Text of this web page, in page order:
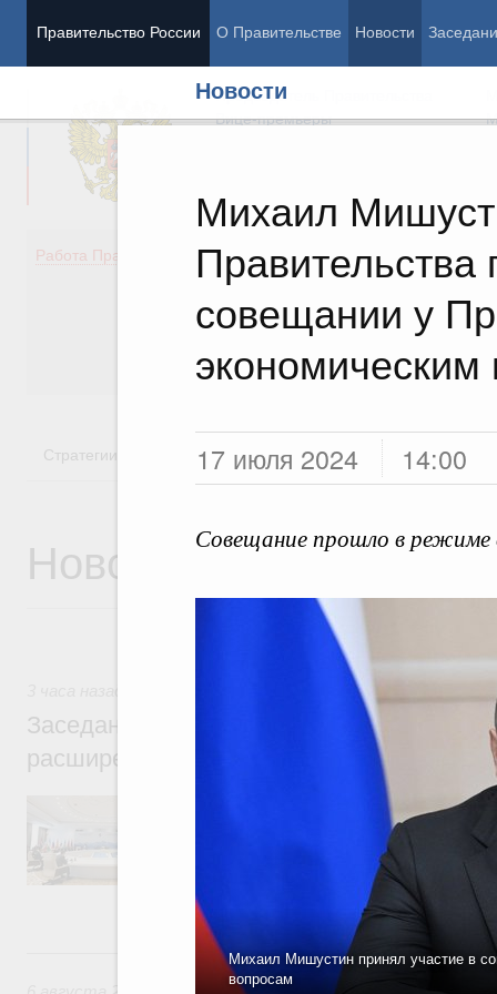
Правительство России О Правительстве Новости
Новости
Михаил
Правительства
совещании у
экономическим
17 июля 2024 14:00
Совещание прошло в режиме
Михаил Мишустин принял участие в
вопросам
Председатель Правительства
Вице-премьеры
Работа Правительства
Демография
Здоровье
Культура
Государство
Стратегии Государственные программы
Новости
Евразийский экономический союз.
Заседание Евразийского
расширенном составе
В повестке заседания актуальные
числе совершенствование кооперации в
регулирования и администрирования,
обеспечение продовольственной
железнодорожных перевозок,
Вчера